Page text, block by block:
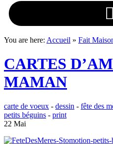
You are here: Accueil » Fait
CARTES
MAMAN
carte de voeux - dessin - fête des
petits béguins - print
22 Mai